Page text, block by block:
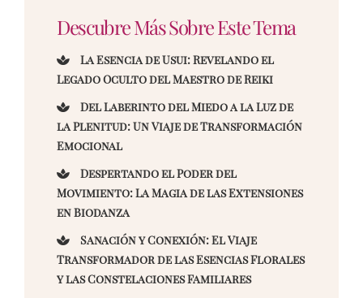
Descubre Más Sobre Este Tema
La Esencia de Usui: Revelando el
Legado Oculto del Maestro de Reiki
Del Laberinto del Miedo a la Luz de
la Plenitud: Un Viaje de Transformación
Emocional
Despertando el Poder del
Movimiento: La Magia de las Extensiones
en Biodanza
Sanación y Conexión: El Viaje
Transformador de las Esencias Florales
y las Constelaciones Familiares